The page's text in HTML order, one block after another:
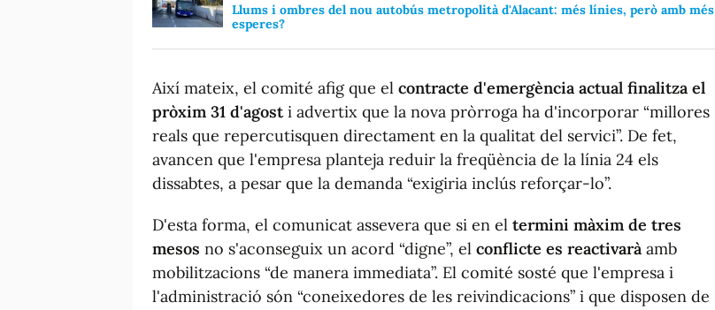
Llums i ombres del nou autobús metropolità d'Alacant: més línies, però amb més
esperes?
Així mateix, el comité afig que el contracte d'emergència actual finalitza el
pròxim 31 d'agosti advertix que la nova pròrroga ha d'incorporar “millores
reals que repercutisquen directament en la qualitat del servici”. De fet,
avancen que l'empresa planteja reduir la freqüència de la línia 24 els
dissabtes, a pesar que la demanda “exigiria inclús reforçar-lo”.
D'esta forma, el comunicat assevera que si en el termini màxim de tres
mesos no s'aconseguix un acord “digne”, el conflicte es reactivarà amb
mobilitzacions “de manera immediata”. El comité sosté que l'empresa i
l'administració són “coneixedores de les reivindicacions” i que disposen de